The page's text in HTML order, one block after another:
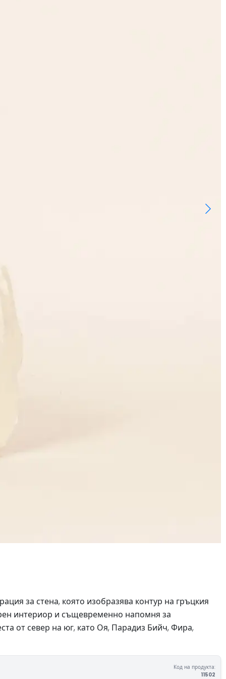
за стена, която изобразява контур на гръцкия
интериор и същевременно напомня за
от север на юг, като Оя, Парадиз Бийч, Фира,
Код на продукта:
11502